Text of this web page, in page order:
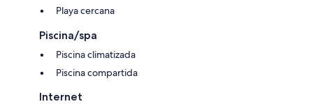
Playa cercana
Piscina/spa
Piscina climatizada
Piscina compartida
Internet